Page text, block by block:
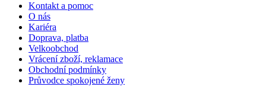
Kontakt a pomoc
O nás
Kariéra
Doprava, platba
Velkoobchod
Vrácení zboží, reklamace
Obchodní podmínky
Průvodce spokojené ženy